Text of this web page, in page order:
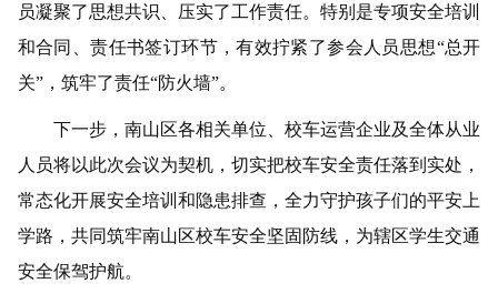
员凝聚了思想共识、压实了工作责任。特别是专项安全培训
和合同、责任书签订环节，有效拧紧了参会人员思想“总开
关”，筑牢了责任“防火墙”。
下一步，南山区各相关单位、校车运营企业及全体从业
人员将以此次会议为契机，切实把校车安全责任落到实处，
常态化开展安全培训和隐患排查，全力守护孩子们的平安上
学路，共同筑牢南山区校车安全坚固防线，为辖区学生交通
安全保驾护航。